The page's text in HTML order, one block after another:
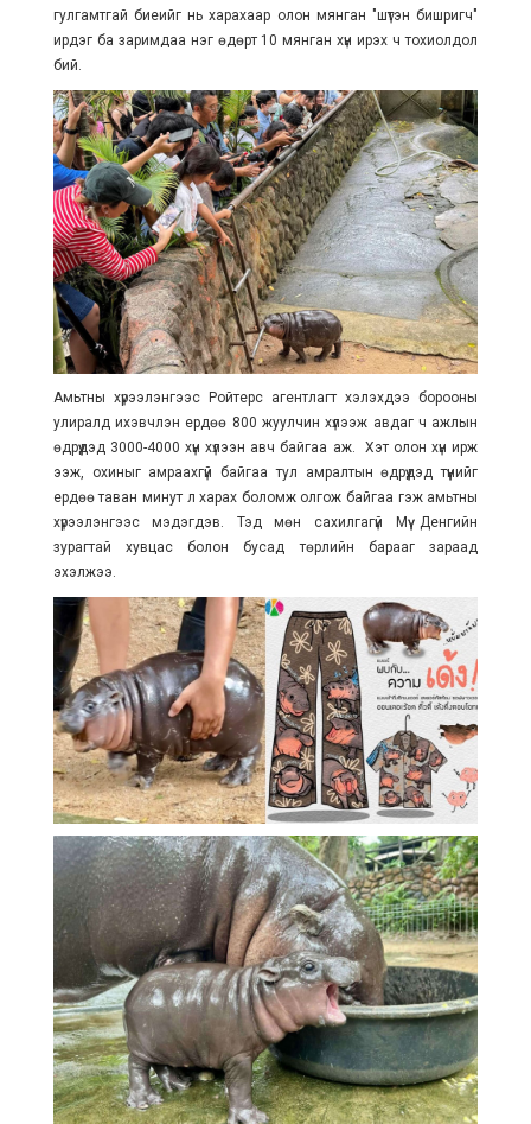
гулгамтгай биеийг нь харахаар олон мянган "шүтэн бишригч"
ирдэг ба заримдаа нэг өдөрт 10 мянган хүн ирэх ч тохиолдол
бий.
Амьтны хүрээлэнгээс Ройтерс агентлагт хэлэхдээ борооны
улиралд ихэвчлэн ердөө 800 жуулчин хүлээж авдаг ч ажлын
өдрүүдэд 3000-4000 хүн хүлээн авч байгаа аж. Хэт олон хүн ирж
ээж, охиныг амраахгүй байгаа тул амралтын өдрүүдэд түүнийг
ердөө таван минут л харах боломж олгож байгаа гэж амьтны
хүрээлэнгээс мэдэгдэв. Тэд мөн сахилгагүй Мүү Денгийн
зурагтай хувцас болон бусад төрлийн барааг зараад
эхэлжээ.